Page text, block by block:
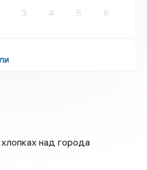
3 4 5 6
над города